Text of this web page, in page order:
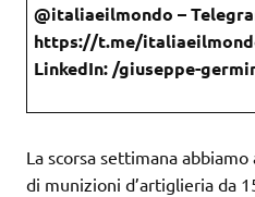
@italiaeilmondo –
https://t.me/
LinkedIn: /giuseppe-
La scorsa settimana
di munizioni d’artiglieria da